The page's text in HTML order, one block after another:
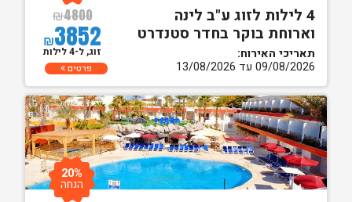
4 לילות לזוג ע"ב לינה
וארוחת בוקר בחדר סטנדרט
תאריכי האירוח:
09/08/2026 עד 13/08/2026
₪4800
₪3852
זוג, ל-4 לילות
פרטים
20%
הנחה